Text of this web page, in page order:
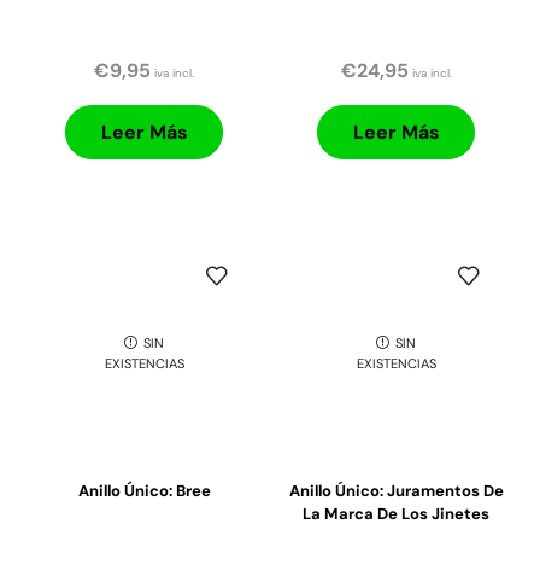
€9,95 iva incl.
Leer Más
€24,95 iva incl.
Leer Más
SIN
EXISTENCIAS
Anillo Único: Bree
SIN
EXISTENCIAS
Anillo Único: Juramentos De
La Marca De Los Jinetes